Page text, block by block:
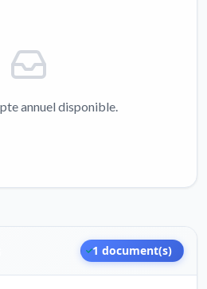
annuel disponible.
1 document(s)